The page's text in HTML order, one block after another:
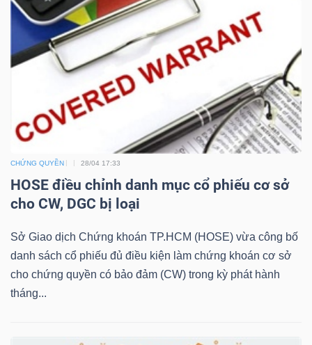
CHỨNG QUYỀN 28/04 17:33
HOSE điều chỉnh danh mục cổ phiếu cơ sở
cho CW, DGC bị loại
Sở Giao dịch Chứng khoán TP.HCM (HOSE) vừa công bố
danh sách cổ phiếu đủ điều kiện làm chứng khoán cơ sở
cho chứng quyền có bảo đảm (CW) trong kỳ phát hành
tháng...
PHÂN
TÍCH
VIETSTOCKFINANCE
MÔ
NGÀNH
DOANH